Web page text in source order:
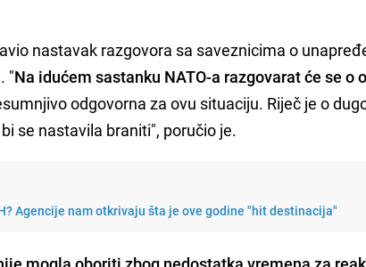
nastavak razgovora sa saveznicima o
"Na idućem sastanku NATO-a razgovarat će se o
odgovorna za ovu situaciju. Riječ je o
se nastavila braniti", poručio je.
Agencije nam otkrivaju šta je ove godine "hit destinacija"